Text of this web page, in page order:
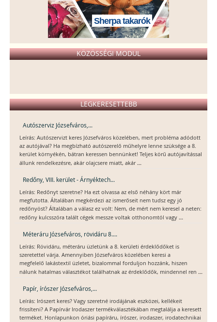
Sherpa takarók
KÖZÖSSÉGI MODUL
LEGKERESETTEBB
Autószerviz Józsefváros,...
Leírás: Autószervizt keres Józsefváros közelében, mert probléma adódott
az autójával? Ha megbízható autószerelő műhelyre lenne szüksége a 8.
kerület környékén, bátran keressen bennünket! Teljes körű autójavítással
állunk rendelkezésre, akár olajcsere miatt, akár...
Redőny, VIII. kerület - Árnyéktech...
Leírás: Redőnyt szeretne? Ha ezt olvassa az első néhány kört már
megfutotta. Általában megkérdezi az ismerőseit nem tudsz egy jó
redőnyöst? Általában a válasz ez volt: Nem, de mért nem keresel a neten:
redőny kulcsszóra talált cégek messze voltak otthonomtól vagy ...
Méteráru Józsefváros, rövidáru 8....
Leírás: Rövidáru, méteráru üzletünk a 8. kerületi érdeklődőket is
szeretettel várja. Amennyiben Józsefváros közelében keresi a
megfelelő lakástextil üzletet, bizalommal forduljon hozzánk, hiszen
nálunk hatalmas választékot találhatnak az érdeklődők, mindennel ren ...
Papír, írószer Józsefváros,...
Leírás: Irószert keres? Vagy szeretné irodájának eszközei, kellékeit
frissíteni? A Papírvár Irodaszer termékválasztékában megtalálja a keresett
terméket. Honlapunkon óriási papíráru, írószer, irodaszer, irodatechnikai